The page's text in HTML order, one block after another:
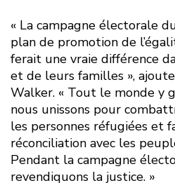
« La campagne électorale
plan de promotion de
ferait une vraie différence
et de leurs familles »,
Walker. « Tout le monde y
nous unissons pour
les personnes réfugiées et
réconciliation avec les
Pendant la campagne
revendiquons la justice. »